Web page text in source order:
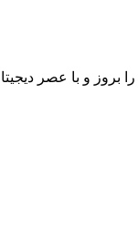
و با عصر